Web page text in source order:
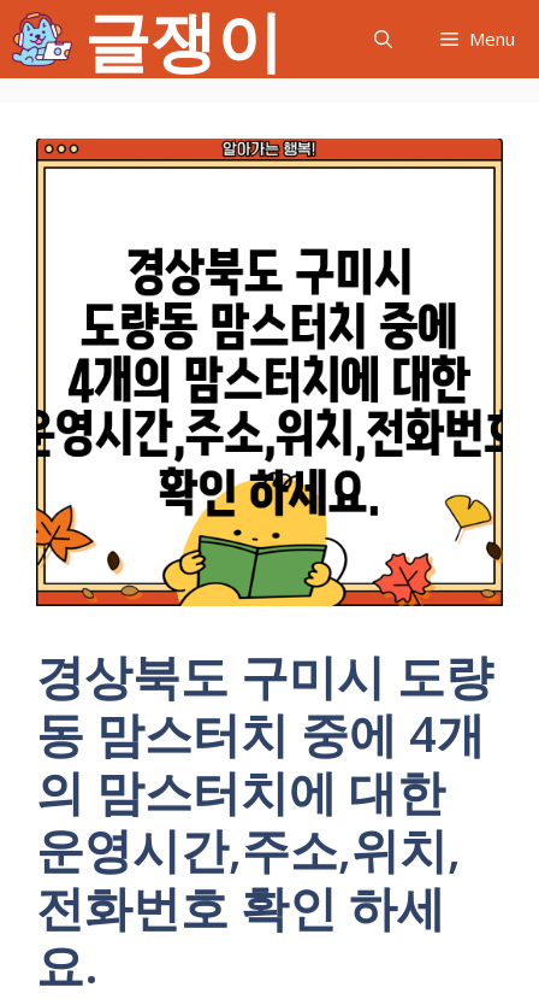
텐
츠
글쟁이 Menu
경상북도 구미시 도량
동 맘스터치 중에 4개
의 맘스터치에 대한
운영시간,주소,위치,
전화번호 확인 하세
요.